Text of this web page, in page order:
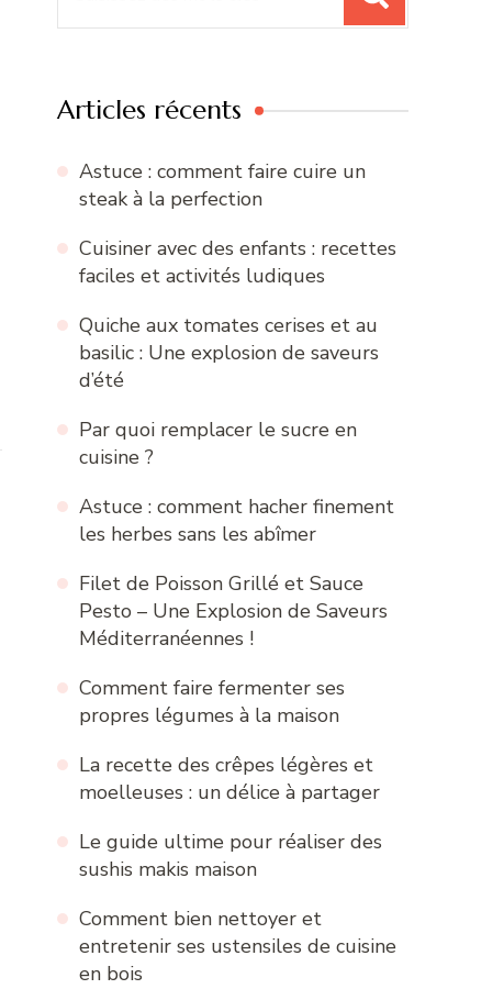
Articles récents
Astuce : comment faire cuire un
steak à la perfection
Cuisiner avec des enfants : recettes
faciles et activités ludiques
Quiche aux tomates cerises et au
basilic : Une explosion de saveurs
d’été
Par quoi remplacer le sucre en
cuisine ?
Astuce : comment hacher finement
les herbes sans les abîmer
Filet de Poisson Grillé et Sauce
Pesto – Une Explosion de Saveurs
Méditerranéennes !
Comment faire fermenter ses
propres légumes à la maison
La recette des crêpes légères et
moelleuses : un délice à partager
Le guide ultime pour réaliser des
sushis makis maison
Comment bien nettoyer et
entretenir ses ustensiles de cuisine
en bois